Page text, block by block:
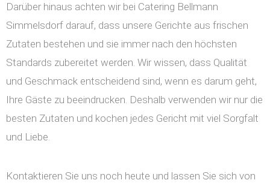
Darüber hinaus achten wir bei Catering Bellmann
Simmelsdorf darauf, dass unsere Gerichte aus frischen
Zutaten bestehen und sie immer nach den höchsten
Standards zubereitet werden. Wir wissen, dass Qualität
und Geschmack entscheidend sind, wenn es darum geht,
Ihre Gäste zu beeindrucken. Deshalb verwenden wir nur die
besten Zutaten und kochen jedes Gericht mit viel Sorgfalt
und Liebe.
Kontaktieren Sie uns noch heute und lassen Sie sich von